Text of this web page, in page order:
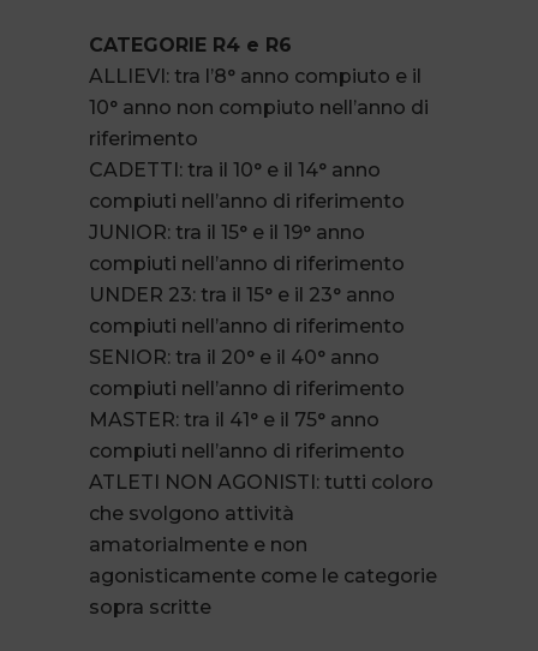
CATEGORIE R4 e R6
ALLIEVI: tra l’8° anno compiuto e il
10° anno non compiuto nell’anno di
riferimento
CADETTI: tra il 10° e il 14° anno
compiuti nell’anno di riferimento
JUNIOR: tra il 15° e il 19° anno
compiuti nell’anno di riferimento
UNDER 23: tra il 15° e il 23° anno
compiuti nell’anno di riferimento
SENIOR: tra il 20° e il 40° anno
compiuti nell’anno di riferimento
MASTER: tra il 41° e il 75° anno
compiuti nell’anno di riferimento
ATLETI NON AGONISTI: tutti coloro
che svolgono attività
amatorialmente e non
agonisticamente come le categorie
sopra scritte